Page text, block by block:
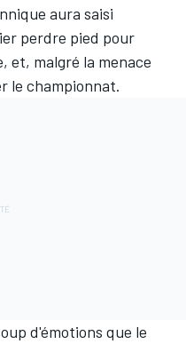
aura saisi
perdre pied pour
et, malgré la menace
le championnat.
d'émotions que le